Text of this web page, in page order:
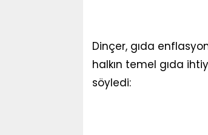
Dinçer, gıda
halkın temel gıda
söyledi: